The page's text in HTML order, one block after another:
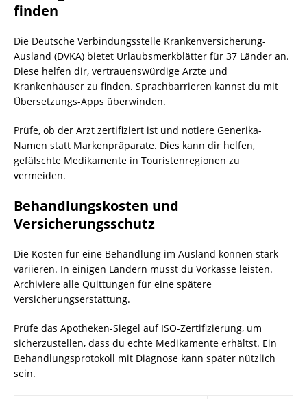
finden
Die Deutsche Verbindungsstelle Krankenversicherung-
Ausland (DVKA) bietet Urlaubsmerkblätter für 37 Länder an.
Diese helfen dir, vertrauenswürdige Ärzte und
Krankenhäuser zu finden. Sprachbarrieren kannst du mit
Übersetzungs-Apps überwinden.
Prüfe, ob der Arzt zertifiziert ist und notiere Generika-
Namen statt Markenpräparate. Dies kann dir helfen,
gefälschte Medikamente in Touristenregionen zu
vermeiden.
Behandlungskosten und
Versicherungsschutz
Die Kosten für eine Behandlung im Ausland können stark
variieren. In einigen Ländern musst du Vorkasse leisten.
Archiviere alle Quittungen für eine spätere
Versicherungserstattung.
Prüfe das Apotheken-Siegel auf ISO-Zertifizierung, um
sicherzustellen, dass du echte Medikamente erhältst. Ein
Behandlungsprotokoll mit Diagnose kann später nützlich
sein.